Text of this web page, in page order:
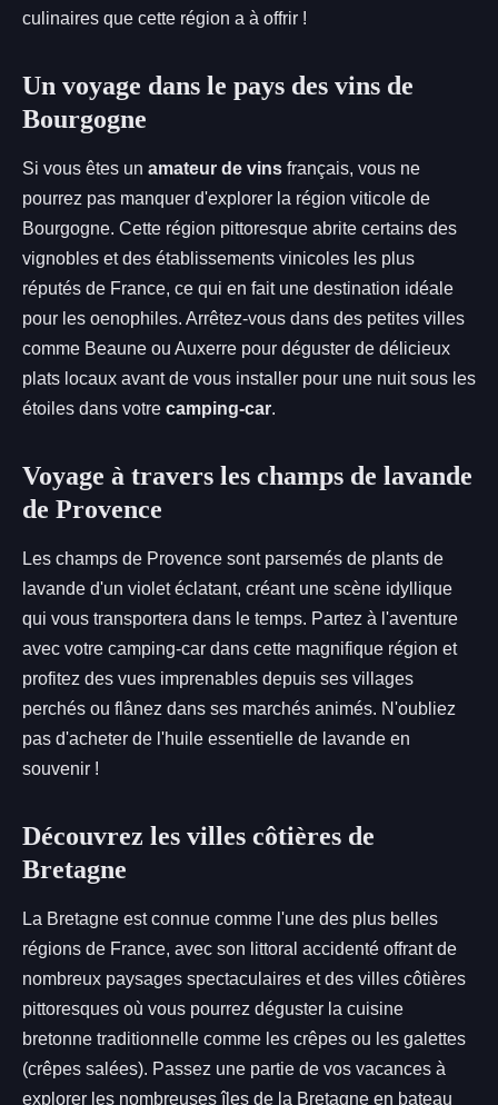
culinaires que cette région a à offrir !
Un voyage dans le pays des vins de
Bourgogne
Si vous êtes un amateur de vins français, vous ne
pourrez pas manquer d'explorer la région viticole de
Bourgogne. Cette région pittoresque abrite certains des
vignobles et des établissements vinicoles les plus
réputés de France, ce qui en fait une destination idéale
pour les oenophiles. Arrêtez-vous dans des petites villes
comme Beaune ou Auxerre pour déguster de délicieux
plats locaux avant de vous installer pour une nuit sous les
étoiles dans votre camping-car.
Voyage à travers les champs de lavande
de Provence
Les champs de Provence sont parsemés de plants de
lavande d'un violet éclatant, créant une scène idyllique
qui vous transportera dans le temps. Partez à l'aventure
avec votre camping-car dans cette magnifique région et
profitez des vues imprenables depuis ses villages
perchés ou flânez dans ses marchés animés. N'oubliez
pas d'acheter de l'huile essentielle de lavande en
souvenir !
Découvrez les villes côtières de
Bretagne
La Bretagne est connue comme l'une des plus belles
régions de France, avec son littoral accidenté offrant de
nombreux paysages spectaculaires et des villes côtières
pittoresques où vous pourrez déguster la cuisine
bretonne traditionnelle comme les crêpes ou les galettes
(crêpes salées). Passez une partie de vos vacances à
explorer les nombreuses îles de la Bretagne en bateau